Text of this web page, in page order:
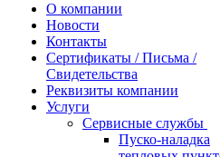
О компании
Новости
Контакты
Сертификаты / Письма /
Свидетельства
Реквизиты компании
Услуги
Сервисные службы
Пуско-наладка